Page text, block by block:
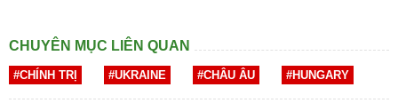
CHUYÊN MỤC LIÊN QUAN
#CHÍNH TRỊ #UKRAINE #CHÂU ÂU #HUNGARY